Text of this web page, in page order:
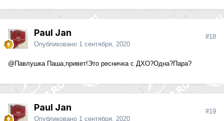
Paul Jan
Опубликовано 1 сентября, 2020
#18
@ПавлушкаПаша,привет!Это ресничка с ДХО?Одна?Пара?
Paul Jan
Опубликовано 1 сентября, 2020
#19